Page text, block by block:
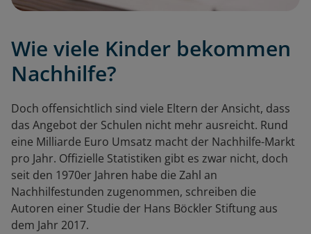
Wie viele Kinder bekommen
Nachhilfe?
Doch offensichtlich sind viele Eltern der Ansicht, dass
das Angebot der Schulen nicht mehr ausreicht. Rund
eine Milliarde Euro Umsatz macht der Nachhilfe-Markt
pro Jahr. Offizielle Statistiken gibt es zwar nicht, doch
seit den 1970er Jahren habe die Zahl an
Nachhilfestunden zugenommen, schreiben die
Autoren einer Studie der Hans Böckler Stiftung aus
dem Jahr 2017.